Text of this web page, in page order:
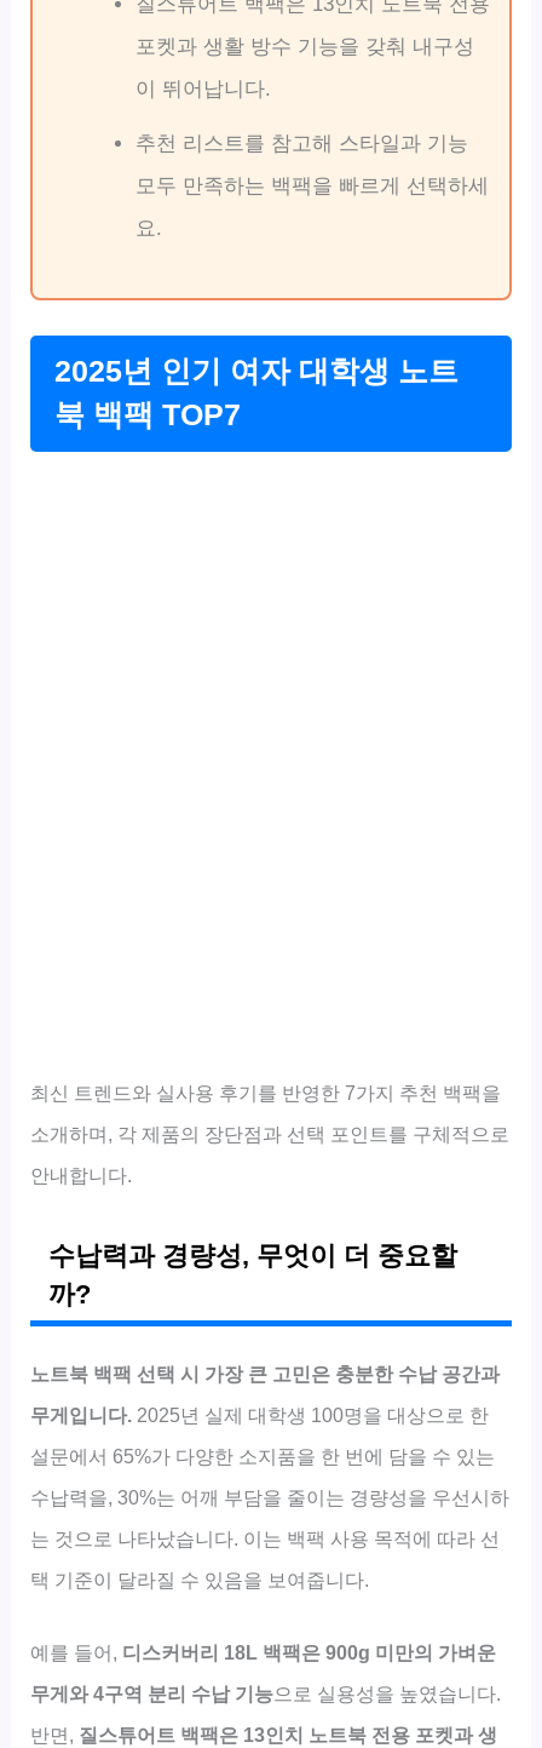
포켓과 생활 방수 기능을 갖춰 내구성
이 뛰어납니다.
추천 리스트를 참고해 스타일과 기능
모두 만족하는 백팩을 빠르게 선택하세
요.
2025년 인기 여자 대학생 노트
북 백팩 TOP7
최신 트렌드와 실사용 후기를 반영한 7가지 추천 백팩을
소개하며, 각 제품의 장단점과 선택 포인트를 구체적으로
안내합니다.
수납력과 경량성, 무엇이 더 중요할
까?
노트북 백팩 선택 시 가장 큰 고민은 충분한 수납 공간과
무게입니다. 2025년 실제 대학생 100명을 대상으로 한
설문에서 65%가 다양한 소지품을 한 번에 담을 수 있는
수납력을, 30%는 어깨 부담을 줄이는 경량성을 우선시하
는 것으로 나타났습니다. 이는 백팩 사용 목적에 따라 선
택 기준이 달라질 수 있음을 보여줍니다.
예를 들어, 디스커버리 18L 백팩은 900g 미만의 가벼운
무게와 4구역 분리 수납 기능으로 실용성을 높였습니다.
반면, 질스튜어트 백팩은 13인치 노트북 전용 포켓과 생